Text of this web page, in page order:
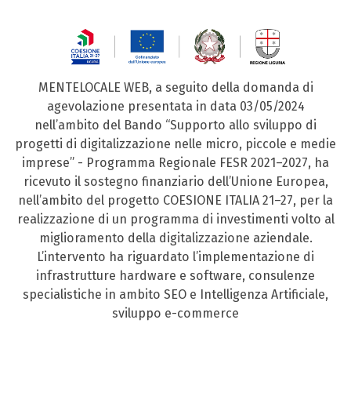
MENTELOCALE WEB, a seguito della domanda di
agevolazione presentata in data 03/05/2024
nell’ambito del Bando “Supporto allo sviluppo di
progetti di digitalizzazione nelle micro, piccole e medie
imprese” - Programma Regionale FESR 2021–2027, ha
ricevuto il sostegno finanziario dell’Unione Europea,
nell’ambito del progetto COESIONE ITALIA 21–27, per la
realizzazione di un programma di investimenti volto al
miglioramento della digitalizzazione aziendale.
L’intervento ha riguardato l’implementazione di
infrastrutture hardware e software, consulenze
specialistiche in ambito SEO e Intelligenza Artificiale,
sviluppo e-commerce